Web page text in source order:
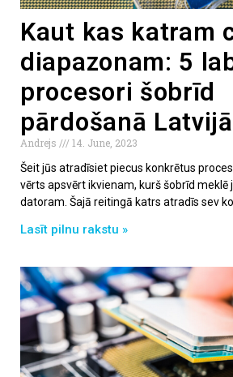
Kaut kas katram
diapazonam: 5
procesori šobrīd
pārdošanā Latvijā
Andrejs
14. June, 2023
Šeit jūs atradīsiet piecus konkrētus
vērts apsvērt ikvienam, kurš šobrīd meklē
datoram. Šajā reitingā katrs atradīs sev ko
Lasīt pilnu rakstu »